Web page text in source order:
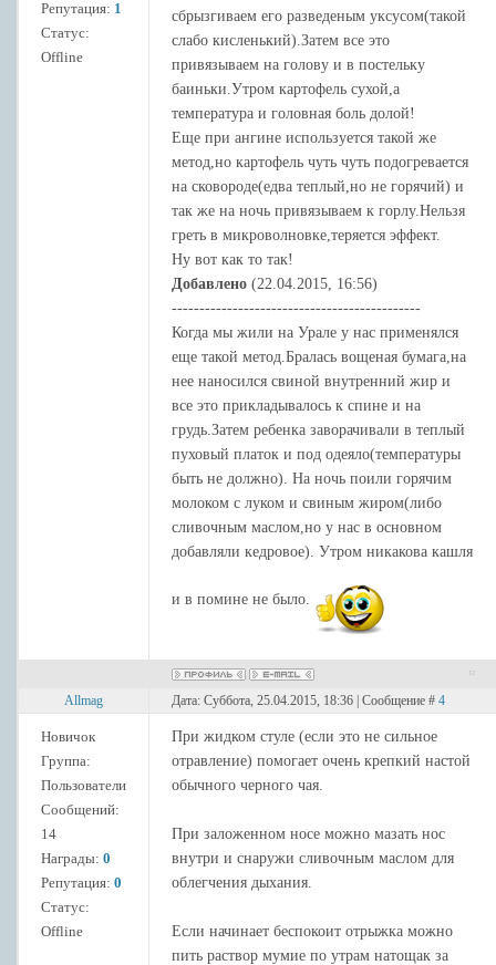
Репутация: 1
Статус:
Offline
сбрызгиваем его разведеным уксусом(такой
слабо кисленький).Затем все это
привязываем на голову и в постельку
баиньки.Утром картофель сухой,а
температура и головная боль долой!
Еще при ангине используется такой же
метод,но картофель чуть чуть подогревается
на сковороде(едва теплый,но не горячий) и
так же на ночь привязываем к горлу.Нельзя
греть в микроволновке,теряется эффект.
Ну вот как то так!
Добавлено (22.04.2015, 16:56)
---------------------------------------------
Когда мы жили на Урале у нас применялся
еще такой метод.Бралась вощеная бумага,на
нее наносился свиной внутренний жир и
все это прикладывалось к спине и на
грудь.Затем ребенка заворачивали в теплый
пуховый платок и под одеяло(температуры
быть не должно). На ночь поили горячим
молоком с луком и свиным жиром(либо
сливочным маслом,но у нас в основном
добавляли кедровое). Утром никакова кашля
и в помине не было.
Allmag Дата: Суббота, 25.04.2015, 18:36 | Сообщение # 4
Новичок
Группа:
Пользователи
Сообщений:
14
Награды: 0
Репутация: 0
Статус:
Offline
При жидком стуле (если это не сильное
отравление) помогает очень крепкий настой
обычного черного чая.
При заложенном носе можно мазать нос
внутри и снаружи сливочным маслом для
облегчения дыхания.
Если начинает беспокоит отрыжка можно
пить раствор мумие по утрам натощак за